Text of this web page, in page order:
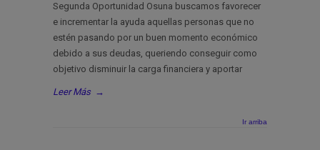
Segunda Oportunidad Osuna buscamos favorecer
e incrementar la ayuda aquellas personas que no
estén pasando por un buen momento económico
debido a sus deudas, queriendo conseguir como
objetivo disminuir la carga financiera y aportar
Leer Más →
Ir arriba